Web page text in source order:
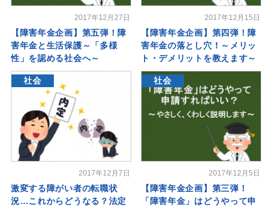
2017年12月27日
【障害年金企画】第五弾！障
害年金と生活保護～「多様
性」を認める社会へ～
2017年12月15日
【障害年金企画】第四弾！障
害年金の落とし穴！～メリッ
ト・デメリットを教えます～
社会
2017年12月7日
激変する障がい者の転職状
況…これからどうなる？法定
社会
2017年12月5日
【障害年金企画】第三弾！
「障害年金」はどうやって申